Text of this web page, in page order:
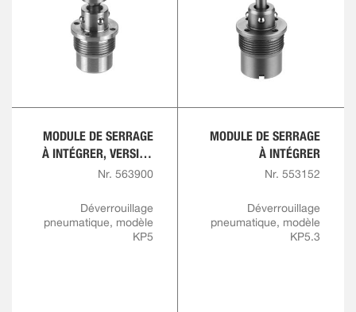
MODULE DE SERRAGE
À INTÉGRER, VERSION
À VISSER
Nr. 563900
Déverrouillage
pneumatique, modèle
KP5
MODULE DE SERRAGE
À INTÉGRER
Nr. 553152
Déverrouillage
pneumatique, modèle
KP5.3